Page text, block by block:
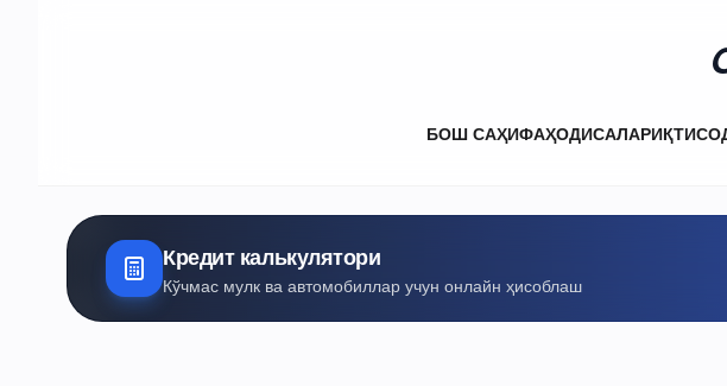
БОШ САҲИФАҲОДИСАЛАР
Кредит калькулятори
Кўчмас мулк ва автомобиллар учун онлайн ҳисоблаш